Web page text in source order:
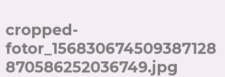
cropped-
fotor_156830674509387128
870586252036749.jpg